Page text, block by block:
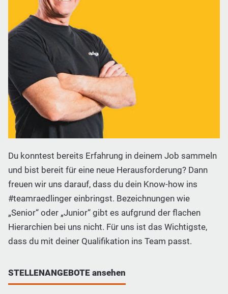
Du konntest bereits Erfahrung in deinem Job sammeln
und bist bereit für eine neue Herausforderung? Dann
freuen wir uns darauf, dass du dein Know-how ins
#teamraedlinger einbringst. Bezeichnungen wie
„Senior“ oder „Junior“ gibt es aufgrund der flachen
Hierarchien bei uns nicht. Für uns ist das Wichtigste,
dass du mit deiner Qualifikation ins Team passt.
STELLENANGEBOTE ansehen